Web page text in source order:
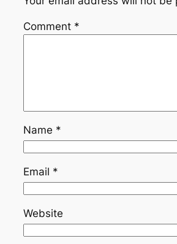
Comment *
Name *
Email *
Website